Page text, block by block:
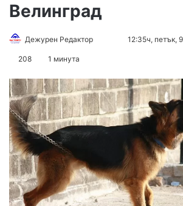
Велинград
Дежурен Редактор
Send12:35ч, петък,
208 1 минута